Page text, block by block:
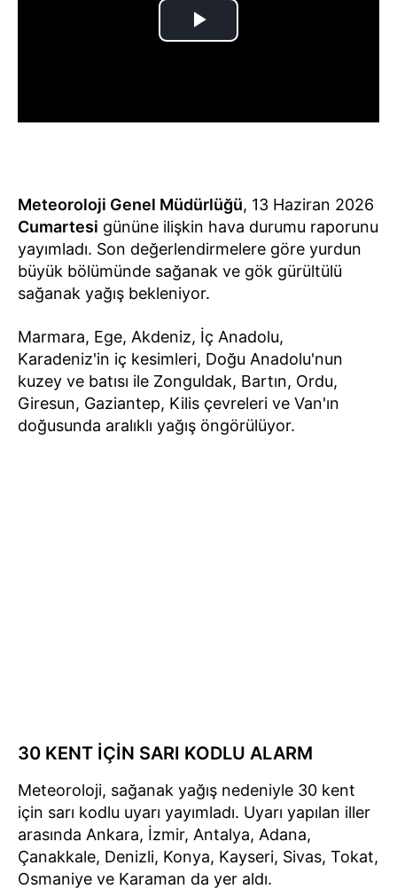
Meteoroloji Genel Müdürlüğü, 13 Haziran 2026
Cumartesi gününe ilişkin hava durumu raporunu
yayımladı. Son değerlendirmelere göre yurdun
büyük bölümünde sağanak ve gök gürültülü
sağanak yağış bekleniyor.
Marmara, Ege, Akdeniz, İç Anadolu,
Karadeniz'in iç kesimleri, Doğu Anadolu'nun
kuzey ve batısı ile Zonguldak, Bartın, Ordu,
Giresun, Gaziantep, Kilis çevreleri ve Van'ın
doğusunda aralıklı yağış öngörülüyor.
30 KENT İÇİN SARI KODLU ALARM
Meteoroloji, sağanak yağış nedeniyle 30 kent
için sarı kodlu uyarı yayımladı. Uyarı yapılan iller
arasında Ankara, İzmir, Antalya, Adana,
Çanakkale, Denizli, Konya, Kayseri, Sivas, Tokat,
Osmaniye ve Karaman da yer aldı.